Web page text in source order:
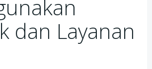
dan Layanan